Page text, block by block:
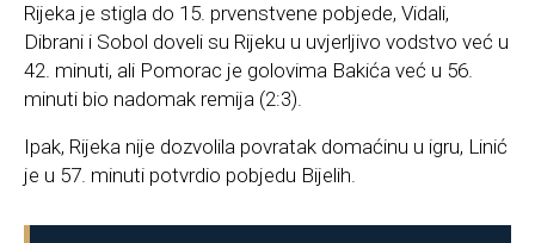
Rijeka je stigla do 15. prvenstvene pobjede, Vidali,
Dibrani i Sobol doveli su Rijeku u uvjerljivo vodstvo već u
42. minuti, ali Pomorac je golovima Bakića već u 56.
minuti bio nadomak remija (2:3).
Ipak, Rijeka nije dozvolila povratak domaćinu u igru, Linić
je u 57. minuti potvrdio pobjedu Bijelih.